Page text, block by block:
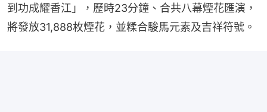
到功成耀香江」，歷時23分鐘、合共八幕煙花匯演，
將發放31,888枚煙花，並糅合駿馬元素及吉祥符號。